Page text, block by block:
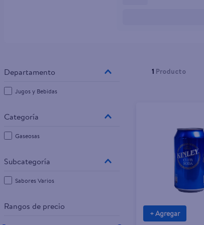
Jugos y Bebidas
Gaseosas
Sabores Varios
Rangos de precio
1 Producto
+ Agregar